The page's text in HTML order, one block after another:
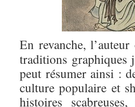
En revanche,
traditions graphiques
peut résumer ainsi :
culture populaire et
histoires